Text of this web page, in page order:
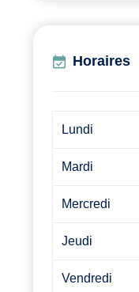
Horaires
Lundi
Mardi
Mercredi
Jeudi
Vendredi